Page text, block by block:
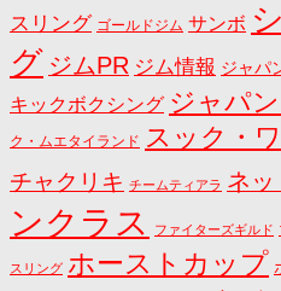
スリング ゴールドジム サンボ
グ ジムPR ジム情報 ジャパ
キックボクシング ジャパ
ク・ムエタイランド スック・
チャクリキ チームティアラ ネッ
ンクラス
ファイターズギルド
スリング ホーストカップ